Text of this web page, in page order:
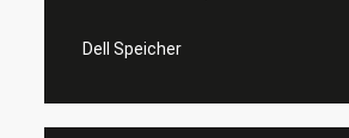
Dell Speicher